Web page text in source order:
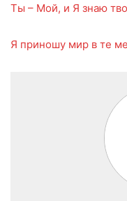
Ты – Мой, и Я знаю
Я приношу мир в те